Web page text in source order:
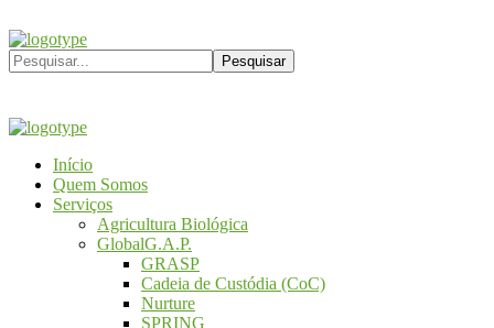
Início
Quem Somos
Serviços
Agricultura Biológica
GlobalG.A.P.
GRASP
Cadeia de Custódia (CoC)
Nurture
SPRING